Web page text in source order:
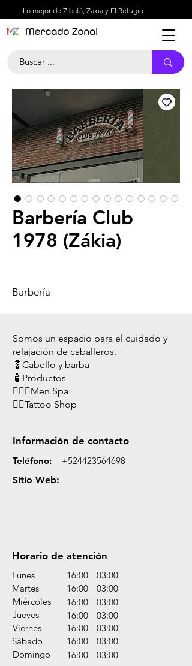
Lo mejor de Zibatá, Zakia y El Refugio
Barbería Club
1978 (Zákia)
Barbería
Somos un espacio para el cuidado y
relajación de caballeros.
💈Cabello y barba
🧴Productos
💆🏻‍♂️Men Spa
✍🏻Tattoo Shop
Información de contacto
Teléfono:
+524423564698
Sitio Web:
Horario de atención
Lunes
Martes
Miércoles
Jueves
Viernes
Sábado
Domingo
16:00
16:00
16:00
16:00
16:00
16:00
16:00
03:00
03:00
03:00
03:00
03:00
03:00
03:00